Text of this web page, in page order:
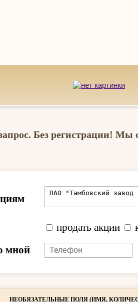
Без регистрации! Мы
продать акции
мной
НЕОБЯЗАТЕЛЬНЫЕ ПОЛЯ (ИМЯ,